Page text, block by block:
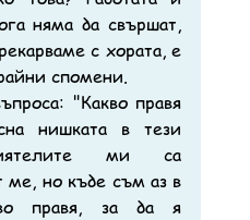
няма да свършат,
с хората, е
спомени.
"Какво правя
нишката в тези
ми са
ме, но къде съм аз в
правя, за да я